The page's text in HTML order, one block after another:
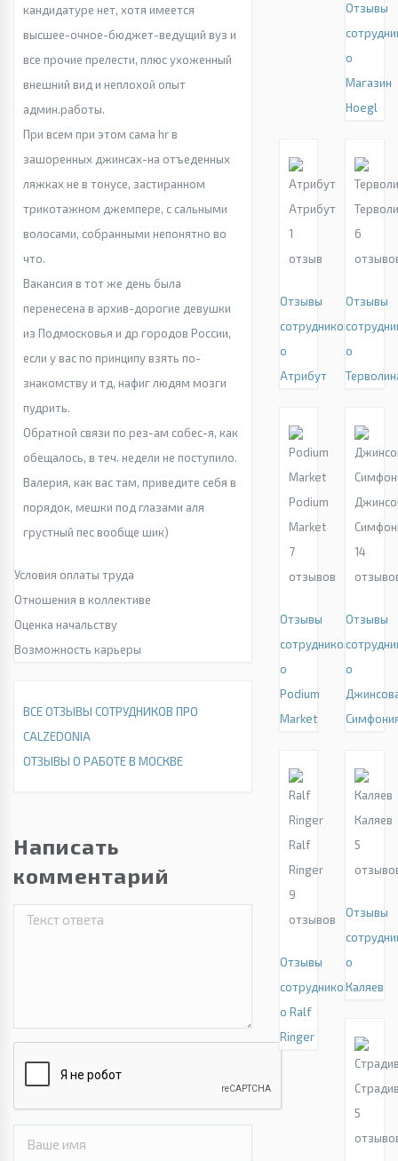
кандидатуре нет, хотя имеется
высшее-очное-бюджет-ведущий вуз и
все прочие прелести, плюс ухоженный
внешний вид и неплохой опыт
админ.работы.
При всем при этом сама hr в
зашоренных джинсах-на отъеденных
ляжках не в тонусе, застиранном
трикотажном джемпере, с сальными
волосами, собранными непонятно во
что.
Вакансия в тот же день была
перенесена в архив-дорогие девушки
из Подмосковья и др городов России,
если у вас по принципу взять по-
знакомству и тд, нафиг людям мозги
пудрить.
Обратной связи по рез-ам собес-я, как
обещалось, в теч. недели не поступило.
Валерия, как вас там, приведите себя в
порядок, мешки под глазами аля
грустный пес вообще шик)
Условия оплаты труда
Отношения в коллективе
Оценка начальству
Возможность карьеры
ВСЕ ОТЗЫВЫ СОТРУДНИКОВ ПРО
CALZEDONIA
ОТЗЫВЫ О РАБОТЕ В МОСКВЕ
Написать
комментарий
Отзывы
о
Магазин
Hoegl
Атрибут
1
отзыв
Отзывы
сотрудников
о
Атрибут
6
Отзывы
о
Podium
Market
7
отзывов
Отзывы
сотрудников
о
Podium
Market
14
Отзывы
о
Ralf
Ringer
9
отзывов
Отзывы
сотрудников
о Ralf
Ringer
Каляев
5
Отзывы
о
Каляев
5